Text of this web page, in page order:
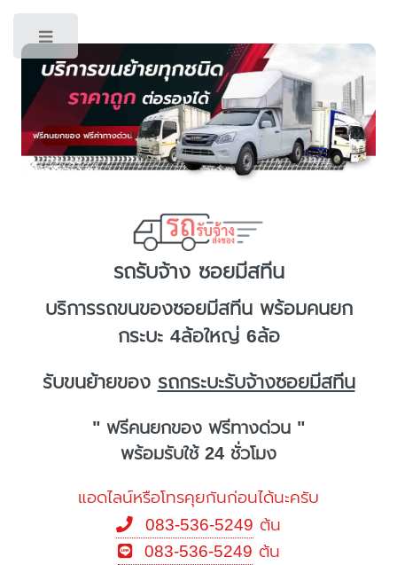
รถรับจ้าง ซอยมีสทีน
บริการรถขนของซอยมีสทีนพร้อมคนยก
กระบะ 4ล้อใหญ่ 6ล้อ
รับขนย้ายของ รถกระบะรับจ้างซอยมีสทีน
" ฟรีคนยกของ ฟรีทางด่วน "
พร้อมรับใช้ 24 ชั่วโมง
แอดไลน์หรือโทรคุยกันก่อนได้นะครับ
083-536-5249 ต้น
083-536-5249 ต้น
Toggle